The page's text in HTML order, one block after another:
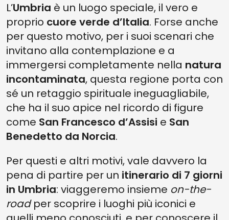
L’Umbria è un luogo speciale, il vero e
proprio cuore verde d’Italia. Forse anche
per questo motivo, per i suoi scenari che
invitano alla contemplazione e a
immergersi completamente nella natura
incontaminata, questa regione porta con
sé un retaggio spirituale ineguagliabile,
che ha il suo apice nel ricordo di figure
come San Francesco d’Assisi e San
Benedetto da Norcia.
Per questi e altri motivi, vale davvero la
pena di partire per un itinerario di 7 giorni
in Umbria: viaggeremo insieme on-the-
roadper scoprire i luoghi più iconici e